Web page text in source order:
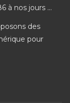
à nos jours …
des
pour